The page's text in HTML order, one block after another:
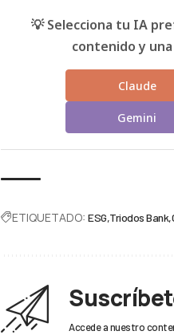
💡 Selecciona tu IA
contenido y
Claude
Gemini
ETIQUETADO: ESG Triodos Bank
Accede a nuestro